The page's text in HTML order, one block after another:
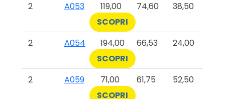
2
A053 119,00 74,60
38,50
SCOPRI
2
A054 194,00 66,53
24,00
SCOPRI
2
A059 71,00 61,75
52,50
SCOPRI